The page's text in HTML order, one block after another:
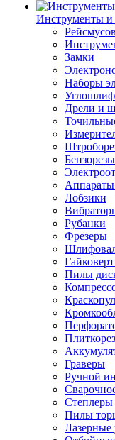
Инструменты и
Замки
Наборы
Дрели и
Бензорезы
Аппараты
Лобзики
Рубанки
Фрезеры
Пилы
Граверы
Ручной
Степлеры
Пилы
Лазерные